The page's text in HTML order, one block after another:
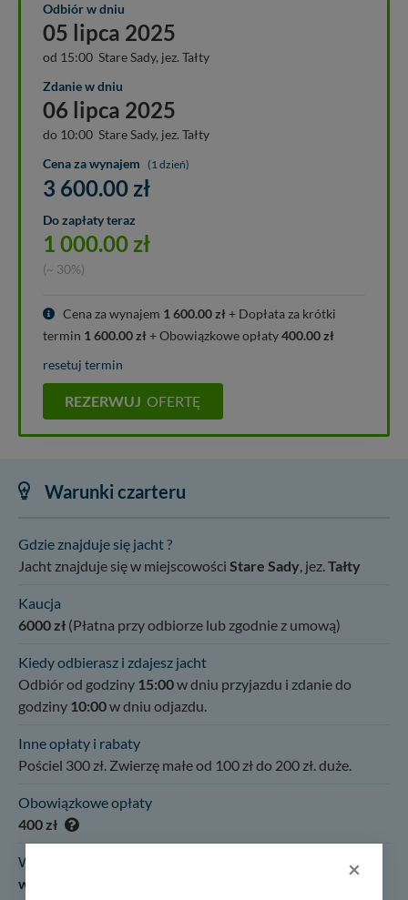
Odbiór w dniu
05 lipca 2025
od 15:00 Stare Sady, jez. Tałty
Zdanie w dniu
06 lipca 2025
do 10:00 Stare Sady, jez. Tałty
Cena za wynajem
(1 dzień)
3 600.00 zł
Do zapłaty teraz
1 000.00 zł
(~ 30%)
Cena za wynajem 1 600.00zł + Dopłata za krótki
termin 1 600.00zł + Obowiązkowe opłaty400.00zł
resetuj termin
REZERWUJ OFERTĘ
Warunki czarteru
Gdzie znajduje się jacht ?
Jacht znajduje się w miejscowości Stare Sady , jez. Tałty
Kaucja
6000 zł (Płatna przy odbiorze lub zgodnie z umową)
Kiedy odbierasz i zdajesz jacht
Odbiór od godziny 15:00w dniu przyjazdu i zdanie do
godziny 10:00w dniu odjazdu.
Inne opłaty i rabaty
Pościel 300 zł. Zwierzę małe od 100 zł do 200 zł. duże.
Obowiązkowe opłaty
400 zł
Wymagane uprawnienia, dokumenty:
wybierz
×